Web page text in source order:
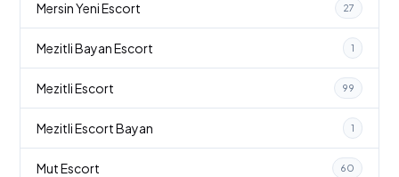
Mersin Yeni Escort 27
Mezitli Bayan Escort 1
Mezitli Escort 99
Mezitli Escort Bayan 1
Mut Escort 60